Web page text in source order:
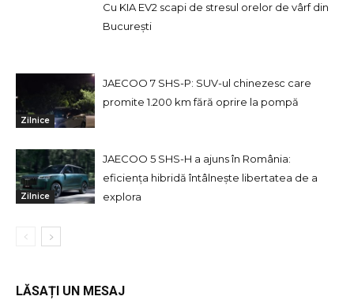
Cu KIA EV2 scapi de stresul orelor de vârf din
București
Zilnice
JAECOO 7 SHS-P: SUV-ul chinezesc care
promite 1.200 km fără oprire la pompă
Zilnice
JAECOO 5 SHS-H a ajuns în România:
eficiența hibridă întâlnește libertatea de a
explora
LĂSAȚI UN MESAJ